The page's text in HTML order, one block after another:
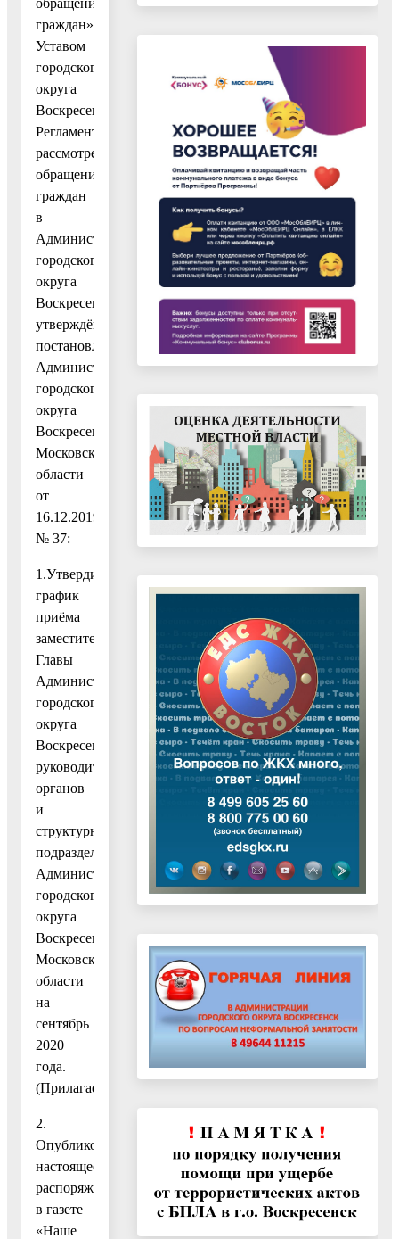
граждан»,
Уставом
городского
округа
Воскресенск,
Регламентом
рассмотрения
обращений
граждан
в
Администрации
городского
округа
Воскресенск,
утверждённым
постановлением
Администрации
городского
округа
Воскресенск
Московской
области
от
16.12.2019
№ 37:
1.Утвердить
график
приёма
заместителями
Главы
Администрации
городского
округа
Воскресенск,
руководителями
органов
и
структурных
подразделений
Администрации
городского
округа
Воскресенск
Московской
области
на
сентябрь
2020
года.
(Прилагается.)
2.
Опубликовать
настоящее
распоряжение
в газете
«Наше